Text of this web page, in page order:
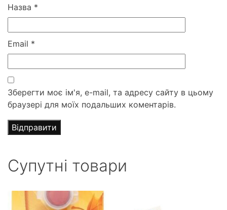
Назва *
Email *
Зберегти моє ім'я, e-mail, та адресу сайту в цьому
браузері для моїх подальших коментарів.
Супутні товари